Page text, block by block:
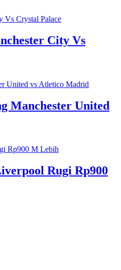
Vs Crystal Palace
City Vs
United vs Atletico Madrid
Manchester United
Rp900 M Lebih
Rugi Rp900